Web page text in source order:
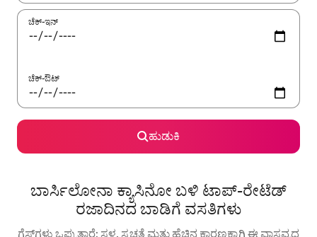
ಚೆಕ್-ಇನ್
ಚೆಕ್-ಔಟ್
ಹುಡುಕಿ
ಬಾರ್ಸಿಲೋನಾ ಕ್ಯಾಸಿನೋ ಬಳಿ ಟಾಪ್-ರೇಟೆಡ್
ರಜಾದಿನದ ಬಾಡಿಗೆ ವಸತಿಗಳು
ಗೆಸ್ಟ್‌ಗಳು ಒಪ್ಪುತ್ತಾರೆ: ಸ್ಥಳ, ಸ್ವಚ್ಛತೆ ಮತ್ತು ಹೆಚ್ಚಿನ ಕಾರಣಕ್ಕಾಗಿ ಈ ವಾಸ್ತವ್ಯದ